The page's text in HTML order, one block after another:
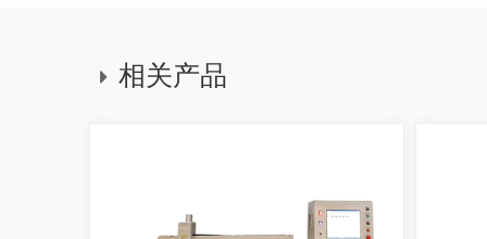
相关产品